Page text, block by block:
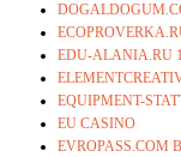
EDU-ALANIA.RU
EQUIPMENT-
EU CASINO
EVROPASS.COM B